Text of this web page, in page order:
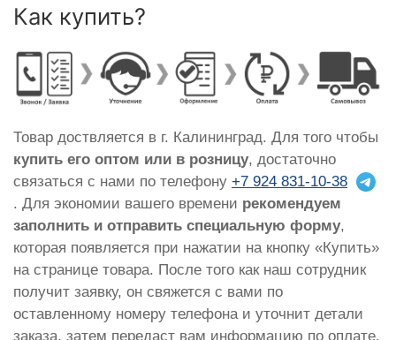
Как купить?
Товар доствляется в г. Калининград. Для того чтобы
купить его оптом или в розницу, достаточно
связаться с нами по телефону +7 924 831-10-38
. Для экономии вашего времени рекомендуем
заполнить и отправить специальную форму,
которая появляется при нажатии на кнопку «Купить»
на странице товара. После того как наш сотрудник
получит заявку, он свяжется с вами по
оставленному номеру телефона и уточнит детали
заказа, затем передаст вам информацию по оплате.